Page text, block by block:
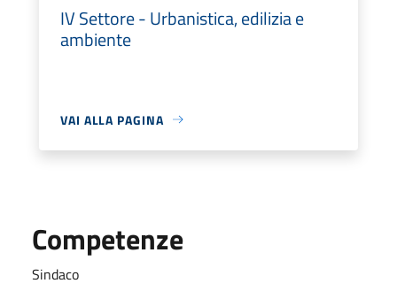
IV Settore - Urbanistica, edilizia e
ambiente
VAI ALLA PAGINA
Competenze
Sindaco